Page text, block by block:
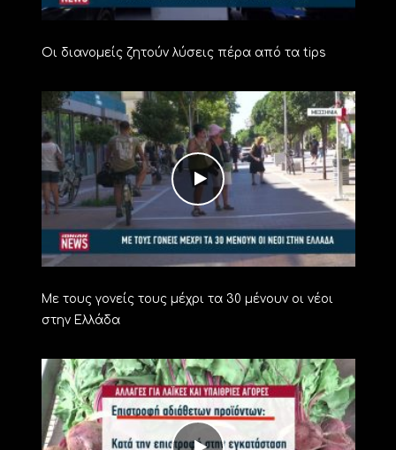
Οι διανομείς ζητούν λύσεις πέρα από τα tips
Με τους γονείς τους μέχρι τα 30 μένουν οι νέοι
στην Ελλάδα